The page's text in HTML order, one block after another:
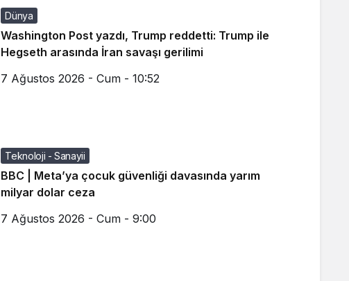
Dünya
Washington Post yazdı, Trump reddetti: Trump ile
Hegseth arasında İran savaşı gerilimi
7 Ağustos 2026 - Cum - 10:52
Teknoloji - Sanayii
BBC | Meta’ya çocuk güvenliği davasında yarım
milyar dolar ceza
7 Ağustos 2026 - Cum - 9:00